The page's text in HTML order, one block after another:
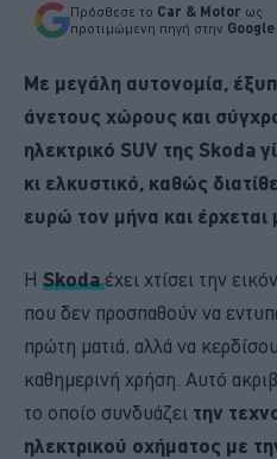
Πρόσθεσε το Car & Motor ως
προτιμώμενη πηγή στην Google
Με μεγάλη αυτονομία,
άνετους χώρους και
ηλεκτρικό SUV της Skoda
κι ελκυστικό, καθώς
ευρώ τον μήνα και
Η Skodaέχει χτίσει την
που δεν προσπαθούν να
πρώτη ματιά, αλλά να
καθημερινή χρήση. Αυτό
το οποίο συνδυάζει την
ηλεκτρικού οχήματος με